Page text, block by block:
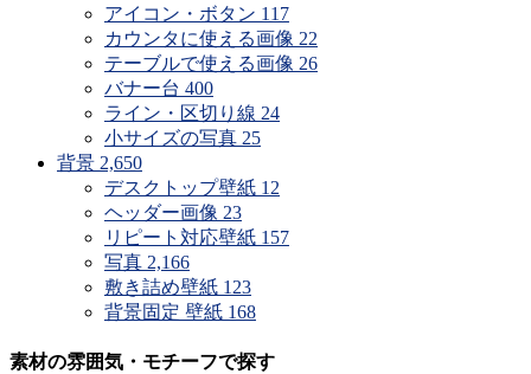
アイコン・ボタン 117
カウンタに使える画像 22
テーブルで使える画像 26
バナー台 400
ライン・区切り線 24
小サイズの写真 25
背景 2,650
デスクトップ壁紙 12
ヘッダー画像 23
リピート対応壁紙 157
写真 2,166
敷き詰め壁紙 123
背景固定 壁紙 168
素材の雰囲気・モチーフで探す